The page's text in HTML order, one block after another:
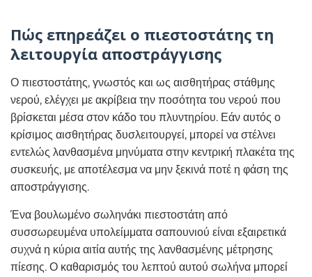
Πώς επηρεάζει ο πιεστοστάτης τη
λειτουργία αποστράγγισης
Ο πιεστοστάτης, γνωστός και ως αισθητήρας στάθμης
νερού, ελέγχει με ακρίβεια την ποσότητα του νερού που
βρίσκεται μέσα στον κάδο του πλυντηρίου. Εάν αυτός ο
κρίσιμος αισθητήρας δυσλειτουργεί, μπορεί να στέλνει
εντελώς λανθασμένα μηνύματα στην κεντρική πλακέτα της
συσκευής, με αποτέλεσμα να μην ξεκινά ποτέ η φάση της
αποστράγγισης.
Ένα βουλωμένο σωληνάκι πιεστοστάτη από
συσσωρευμένα υπολείμματα σαπουνιού είναι εξαιρετικά
συχνά η κύρια αιτία αυτής της λανθασμένης μέτρησης
πίεσης. Ο καθαρισμός του λεπτού αυτού σωλήνα μπορεί